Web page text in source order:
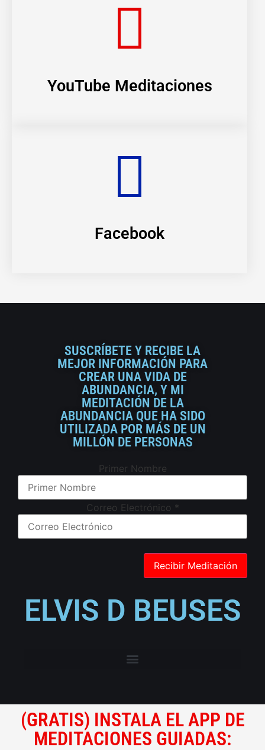
YouTube Meditaciones
Facebook
SUSCRÍBETE Y RECIBE LA
MEJOR INFORMACIÓN PARA
CREAR UNA VIDA DE
ABUNDANCIA, Y MI
MEDITACIÓN DE LA
ABUNDANCIA QUE HA SIDO
UTILIZADA POR MÁS DE UN
MILLÓN DE PERSONAS
Primer Nombre
Correo Electrónico *
ELVIS D BEUSES
(GRATIS) INSTALA EL APP DE
MEDITACIONES GUIADAS: